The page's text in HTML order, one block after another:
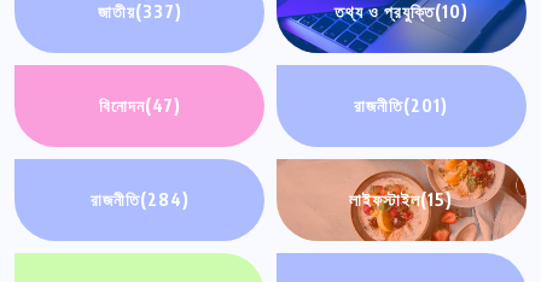
জাতীয়(337) তথ্য ও প্রযুক্তি(10)
বিনোদন(47) রাজনীতি(201)
রাজনীতি(284) লাইফস্টাইল(15)